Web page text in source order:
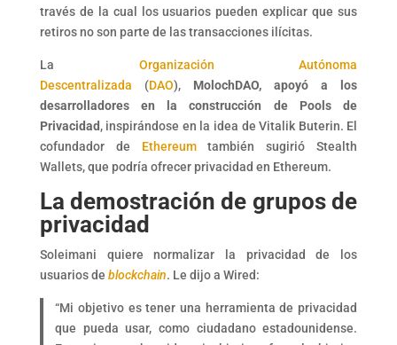
través de la cual los usuarios pueden explicar que sus
retiros no son parte de las transacciones ilícitas.
La Organización Autónoma
Descentralizada (DAO), MolochDAO, apoyó a los
desarrolladores en la construcción de Pools de
Privacidad, inspirándose en la idea de Vitalik Buterin. El
cofundador de Ethereumtambién sugirió Stealth
Wallets, que podría ofrecer privacidad en Ethereum.
La demostración de grupos de
privacidad
Soleimani quiere normalizar la privacidad de los
usuarios de blockchain. Le dijo a Wired:
“Mi objetivo es tener una herramienta de privacidad
que pueda usar, como ciudadano estadounidense.